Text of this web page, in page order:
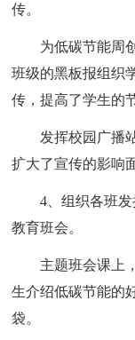
传。
为低碳节能周
班级的黑板报组织
传，提高了学生的
发挥校园广播
扩大了宣传的影响
4、组织各班
教育班会。
主题班会课上
生介绍低碳节能的
袋。